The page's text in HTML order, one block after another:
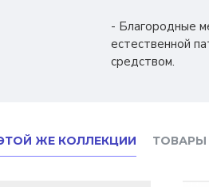
- Благородные
естественной
средством.
ЖЕ КОЛЛЕКЦИИ ТОВАРЫ